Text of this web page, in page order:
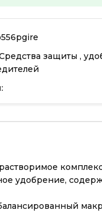
защиты ,
удобрение,